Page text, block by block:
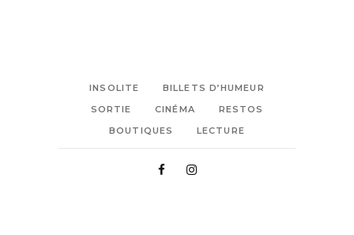
INSOLITE
BILLETS D’HUMEUR
SORTIE
CINÉMA
RESTOS
BOUTIQUES
LECTURE